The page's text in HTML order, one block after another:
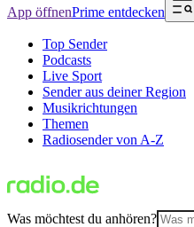
App öffnenPrime entdecken
Top Sender
Podcasts
Live Sport
Sender aus deiner Region
Musikrichtungen
Themen
Radiosender von A-Z
Was möchtest du anhören?